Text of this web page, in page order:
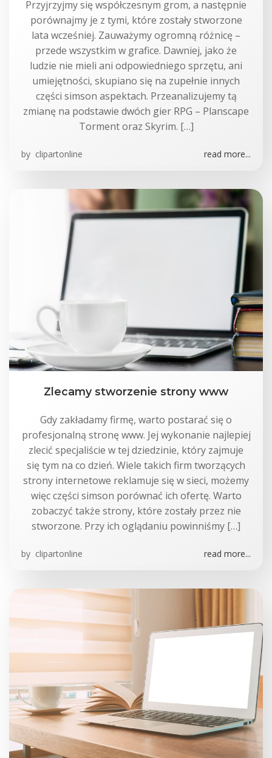
Przyjrzyjmy się współczesnym grom, a następnie
porównajmy je z tymi, które zostały stworzone
lata wcześniej. Zauważymy ogromną różnicę –
przede wszystkim w grafice. Dawniej, jako że
ludzie nie mieli ani odpowiedniego sprzętu, ani
umiejętności, skupiano się na zupełnie innych
części simson aspektach. Przeanalizujemy tą
zmianę na podstawie dwóch gier RPG – Planscape
Torment oraz Skyrim. […]
by clipartonline read more...
Zlecamy stworzenie strony www
Gdy zakładamy firmę, warto postarać się o
profesjonalną stronę www. Jej wykonanie najlepiej
zlecić specjaliście w tej dziedzinie, który zajmuje
się tym na co dzień. Wiele takich firm tworzących
strony internetowe reklamuje się w sieci, możemy
więc części simson porównać ich ofertę. Warto
zobaczyć także strony, które zostały przez nie
stworzone. Przy ich oglądaniu powinniśmy […]
by clipartonline read more...